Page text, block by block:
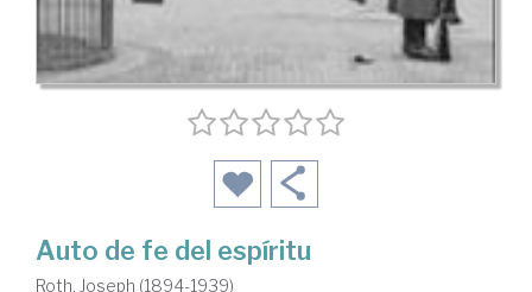
Auto de fe del espíritu
Roth, Joseph (1894-1939)